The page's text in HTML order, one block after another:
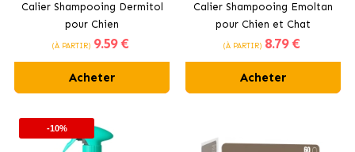
Calier Shampooing Dermitol
pour Chien
(À PARTIR) 9.59 €
Acheter
Calier Shampooing Emoltan
pour Chien et Chat
(À PARTIR) 8.79 €
Acheter
-10%